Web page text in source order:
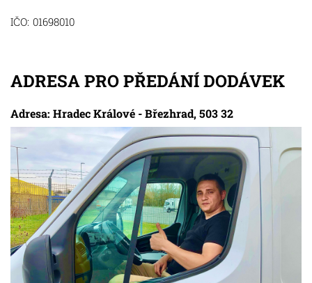
IČO: 01698010
ADRESA PRO PŘEDÁNÍ DODÁVEK
Adresa: Hradec Králové - Březhrad, 503 32